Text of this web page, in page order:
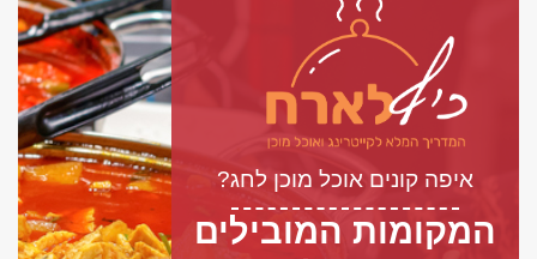
איפה קונים אוכל מוכן לחג?
המקומות המובילים